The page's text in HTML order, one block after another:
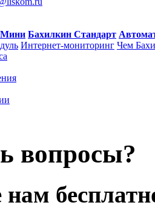
Мини Бахилкин Стандарт
Интернет-мониторинг Чем
вопросы?
нам